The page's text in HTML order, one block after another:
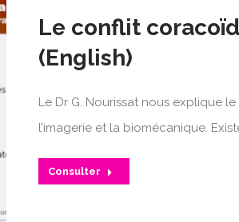
Le conflit
(English)
Le Dr G. Nourissat nous explique
l’imagerie et la biomécanique.
Consulter